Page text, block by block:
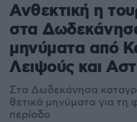
Ανθεκτική η
στα
μηνύματα από
Λειψούς και
Στα Δωδεκάνησα
θετικά μηνύματα για τη
περίοδο